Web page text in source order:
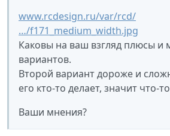
www.rcdesign.ru/var/rcd/
…/f171_medium_width.jpg
Каковы на ваш взгляд плюсы и
вариантов.
Второй вариант дороже и
его кто-то делает, значит что-
Ваши мнения?